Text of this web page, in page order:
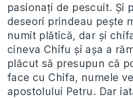
pasionați de pescuit. Și
deseori prindeau pește
numit plătică, dar și
cineva Chifu și așa a
plăcut să presupun că
face cu Chifa, numele
apostolului Petru. Dar